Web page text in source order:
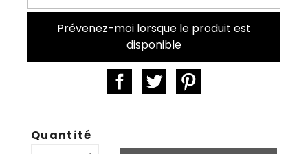
Prévenez-moi lorsque le produit est
disponible
Quantité